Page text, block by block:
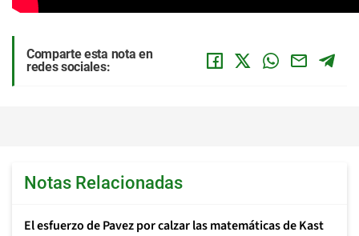
Comparte esta nota en
redes sociales:
Notas Relacionadas
El esfuerzo de Pavez por calzar las matemáticas de Kast